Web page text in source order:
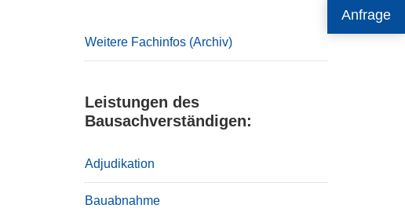
Anfrage
Weitere Fachinfos (Archiv)
Leistungen des
Bausachverständigen:
Adjudikation
Bauabnahme